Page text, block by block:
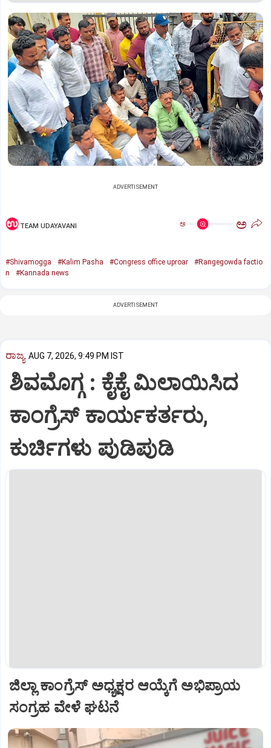
ADVERTISEMENT
TEAM UDAYAVANI ಅ ಅ
#Shivamogga #Kalim Pasha #Congress office uproar
#Rangegowda factio
n
#Kannada news
ADVERTISEMENT
ರಾಜ್ಯ AUG 7, 2026, 9:49 PM IST
ಶಿವಮೊಗ್ಗ : ಕೈಕೈ ಮಿಲಾಯಿಸಿದ
ಕಾಂಗ್ರೆಸ್ ಕಾರ್ಯಕರ್ತರು,
ಕುರ್ಚಿಗಳು ಪುಡಿಪುಡಿ
ಜಿಲ್ಲಾ ಕಾಂಗ್ರೆಸ್ ಅಧ್ಯಕ್ಷರ ಆಯ್ಕೆಗೆ ಅಭಿಪ್ರಾಯ
ಸಂಗ್ರಹ ವೇಳೆ ಘಟನೆ